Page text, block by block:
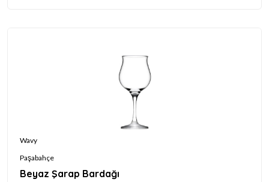
Wavy
Paşabahçe
Beyaz Şarap Bardağı